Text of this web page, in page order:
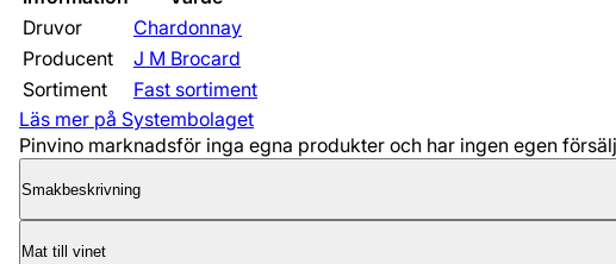
Druvor
Chardonnay
Producent
J M Brocard
Sortiment
Fast sortiment
Läs mer på Systembolaget
Pinvino marknadsför inga egna produkter och har ingen egen
Smakbeskrivning
Mat till vinet